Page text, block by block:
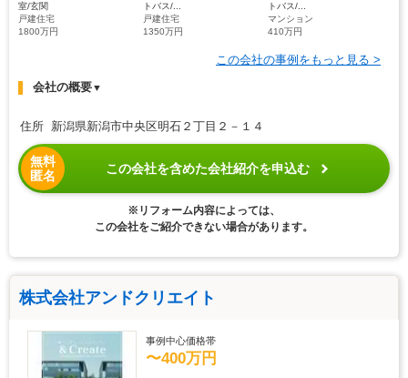
室/玄関
戸建住宅
1800万円
トバス/...
戸建住宅
1350万円
トバス/...
マンション
410万円
この会社の事例をもっと見る >
会社の概要▼
住所 新潟県新潟市中央区明石２丁目２－１４
無料
匿名
この会社を含めた会社紹介を申込む
※リフォーム内容によっては、
この会社をご紹介できない場合があります。
株式会社アンドクリエイト
事例中心価格帯
〜400万円